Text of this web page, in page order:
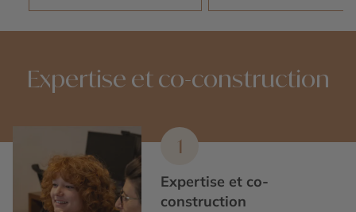
Expertise et co-construction
1
Expertise et co-
construction